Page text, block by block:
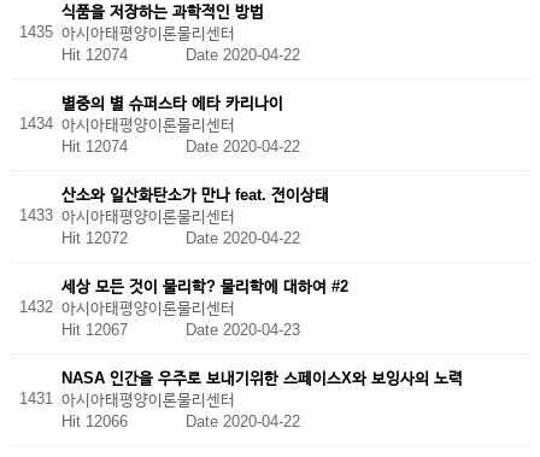
1435
식품을 저장하는 과학적인 방법
아시아태평양이론물리센터
Hit 12074 Date 2020-04-22
1434
별중의 별 슈퍼스타 에타 카리나이
아시아태평양이론물리센터
Hit 12074 Date 2020-04-22
1433
산소와 일산화탄소가 만나 feat. 전이상태
아시아태평양이론물리센터
Hit 12072 Date 2020-04-22
1432
세상 모든 것이 물리학? 물리학에 대하여 #2
아시아태평양이론물리센터
Hit 12067 Date 2020-04-23
1431
NASA 인간을 우주로 보내기위한 스페이스X와 보잉사의 노력
아시아태평양이론물리센터
Hit 12066 Date 2020-04-22